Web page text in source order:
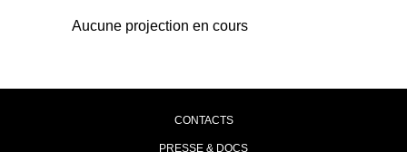
Aucune projection en cours
CONTACTS
PRESSE & DOCS